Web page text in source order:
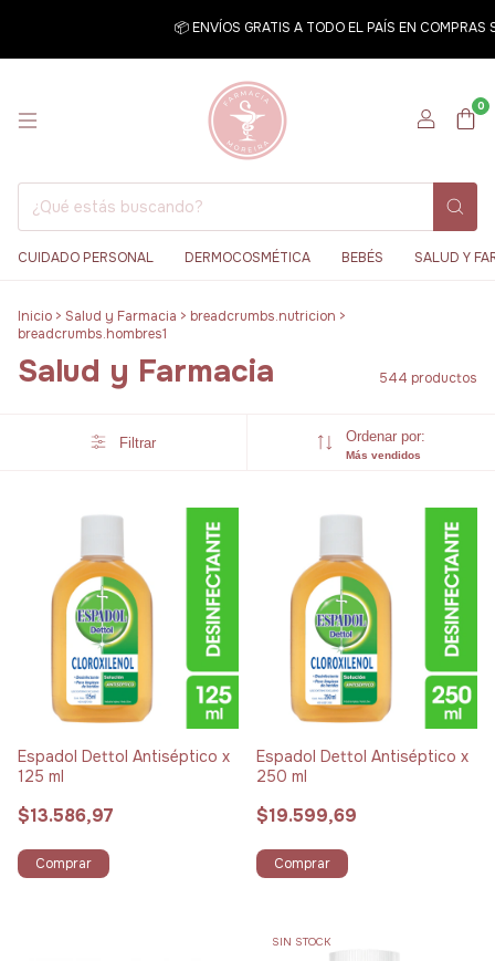
📦 ENVÍOS GRATIS A TODO EL PAÍS EN COMPRAS
0
CUIDADO PERSONAL DERMOCOSMÉTICA BEBÉS SALUD Y
Inicio > Salud y Farmacia > breadcrumbs.nutricion >
breadcrumbs.hombres1
Salud y Farmacia 544 productos
Filtrar Ordenar por:
Más vendidos
Espadol Dettol Antiséptico x
125 ml
$13.586,97
Comprar
Espadol Dettol Antiséptico x
250 ml
$19.599,69
Comprar
SIN STOCK